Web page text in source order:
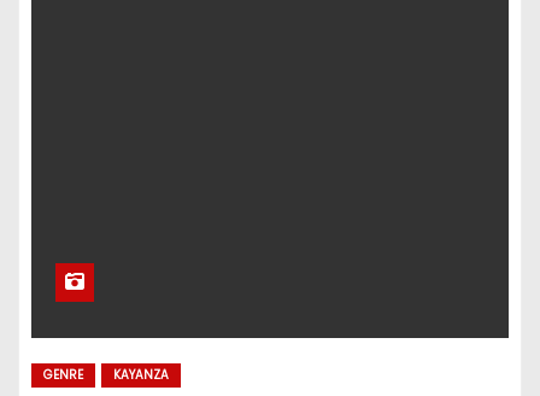
GENRE KAYANZA